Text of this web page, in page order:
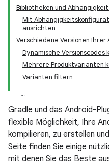
Bibliotheken und
Mit
ausrichten
Verschiedene Versionen Ihrer
Dynamische Versionscodes
Mehrere Produktvarianten
Varianten filtern
Gradle und das Android-
flexible Möglichkeit, Ihre
kompilieren, zu erstellen
Seite finden Sie einige
mit denen Sie das Beste